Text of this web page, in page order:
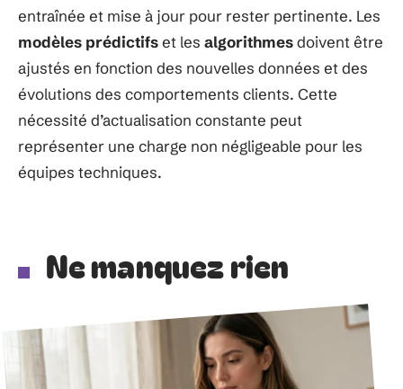
entraînée et mise à jour pour rester pertinente. Les
modèles prédictifset les algorithmesdoivent être
ajustés en fonction des nouvelles données et des
évolutions des comportements clients. Cette
nécessité d’actualisation constante peut
représenter une charge non négligeable pour les
équipes techniques.
Ne manquez rien